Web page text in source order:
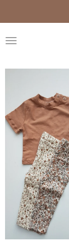
direct
naar
hoofdinhoud